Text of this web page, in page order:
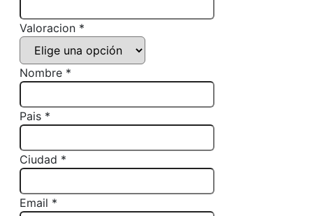
Valoracion *
Nombre *
Pais *
Ciudad *
Email *